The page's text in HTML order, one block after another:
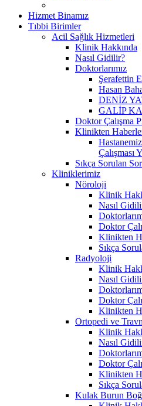
Hizmet Binamız
Tıbbi Birimler
Acil Sağlık Hizmetleri
Klinik Hakkında
Nasıl Gidilir?
Doktorlarımız
Şerafettin
Hasan
DENİZ
GALİP
Doktor Çalışma
Klinikten
Çalışması
Sıkça Sorulan
Kliniklerimiz
Nöroloji
Klinik
Nasıl
Doktor
Klinikten
Sıkça
Radyoloji
Klinik
Nasıl
Doktor
Klinikten
Ortopedi ve
Klinik
Nasıl
Doktor
Klinikten
Sıkça
Kulak Burun